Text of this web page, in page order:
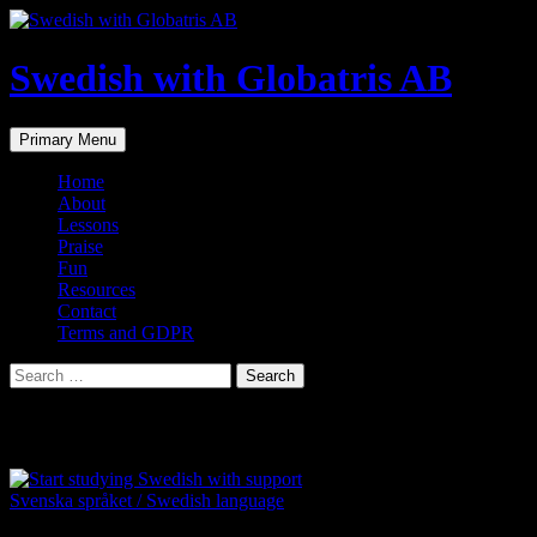
Skip
content
Swedish with Globatris AB
Search
Primary Menu
Home
About
Lessons
Praise
Fun
Resources
Contact
Terms and GDPR
Search
for:
Svenska språket / Swedish language